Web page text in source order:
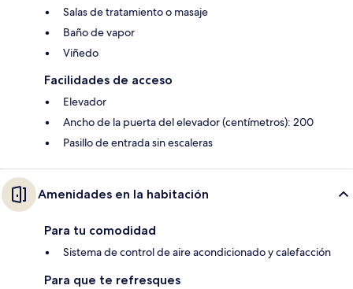
Salas de tratamiento o masaje
Baño de vapor
Viñedo
Facilidades de acceso
Elevador
Ancho de la puerta del elevador (centímetros): 200
Pasillo de entrada sin escaleras
Amenidades en la habitación
Para tu comodidad
Sistema de control de aire acondicionado y calefacción
Para que te refresques